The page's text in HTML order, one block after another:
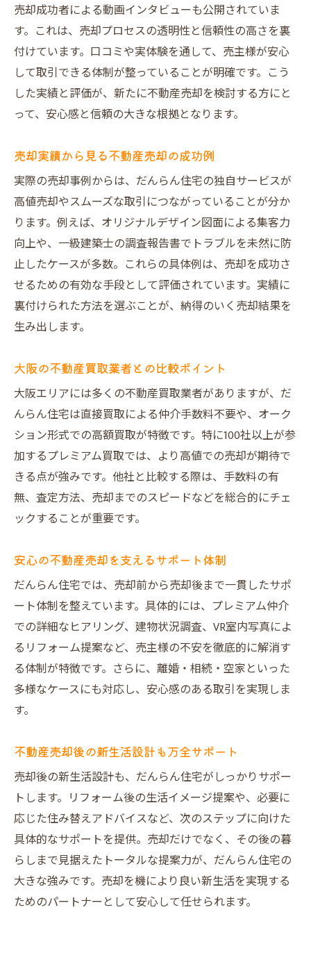
売却成功者による動画インタビューも公開されていま
す。これは、売却プロセスの透明性と信頼性の高さを裏
付けています。口コミや実体験を通して、売主様が安心
して取引できる体制が整っていることが明確です。こう
した実績と評価が、新たに不動産売却を検討する方にと
って、安心感と信頼の大きな根拠となります。
売却実績から見る不動産売却の成功例
実際の売却事例からは、だんらん住宅の独自サービスが
高値売却やスムーズな取引につながっていることが分か
ります。例えば、オリジナルデザイン図面による集客力
向上や、一級建築士の調査報告書でトラブルを未然に防
止したケースが多数。これらの具体例は、売却を成功さ
せるための有効な手段として評価されています。実績に
裏付けられた方法を選ぶことが、納得のいく売却結果を
生み出します。
大阪の不動産買取業者との比較ポイント
大阪エリアには多くの不動産買取業者がありますが、だ
んらん住宅は直接買取による仲介手数料不要や、オーク
ション形式での高額買取が特徴です。特に100社以上が参
加するプレミアム買取では、より高値での売却が期待で
きる点が強みです。他社と比較する際は、手数料の有
無、査定方法、売却までのスピードなどを総合的にチェ
ックすることが重要です。
安心の不動産売却を支えるサポート体制
だんらん住宅では、売却前から売却後まで一貫したサポ
ート体制を整えています。具体的には、プレミアム仲介
での詳細なヒアリング、建物状況調査、VR室内写真によ
るリフォーム提案など、売主様の不安を徹底的に解消す
る体制が特徴です。さらに、離婚・相続・空家といった
多様なケースにも対応し、安心感のある取引を実現しま
す。
不動産売却後の新生活設計も万全サポート
売却後の新生活設計も、だんらん住宅がしっかりサポー
トします。リフォーム後の生活イメージ提案や、必要に
応じた住み替えアドバイスなど、次のステップに向けた
具体的なサポートを提供。売却だけでなく、その後の暮
らしまで見据えたトータルな提案力が、だんらん住宅の
大きな強みです。売却を機により良い新生活を実現する
ためのパートナーとして安心して任せられます。